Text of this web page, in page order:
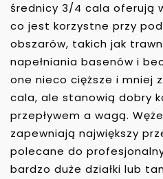
średnicy 3/4 cala oferują
co jest korzystne przy
obszarów, takich jak
napełniania basenów i
one nieco cięższe i mniej
cala, ale stanowią dobry
przepływem a wagą.
zapewniają największy
polecane do
bardzo duże działki lub